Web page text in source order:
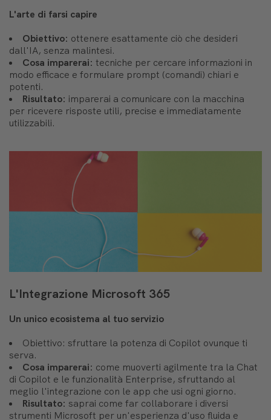
L'arte di farsi capire
Obiettivo: ottenere esattamente ciò che desideri
dall'IA, senza malintesi.
Cosa imparerai: tecniche per cercare informazioni in
modo efficace e formulare prompt (comandi) chiari e
potenti.
Risultato: imparerai a comunicare con la macchina
per ricevere risposte utili, precise e immediatamente
utilizzabili.
L'Integrazione Microsoft 365
Un unico ecosistema al tuo servizio
Obiettivo: sfruttare la potenza di Copilot ovunque ti
serva.
Cosa imparerai: come muoverti agilmente tra la Chat
di Copilot e le funzionalità Enterprise, sfruttando al
meglio l'integrazione con le app che usi ogni giorno.
Risultato: saprai come far collaborare i diversi
strumenti Microsoft per un'esperienza d'uso fluida e